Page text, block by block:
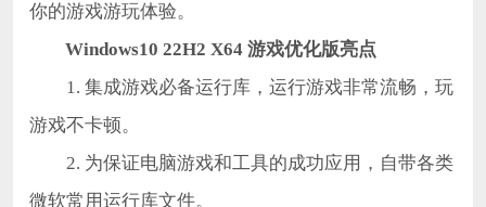
你的游戏游玩体验。
Windows10 22H2 X64 游戏优化版亮点
1. 集成游戏必备运行库，运行游戏非常流畅，玩
游戏不卡顿。
2. 为保证电脑游戏和工具的成功应用，自带各类
微软常用运行库文件。